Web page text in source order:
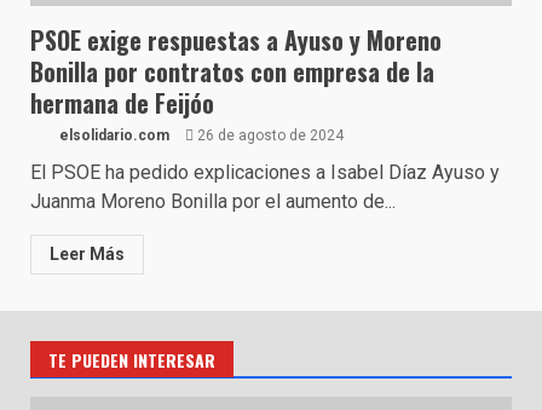
PSOE exige respuestas a Ayuso y Moreno
Bonilla por contratos con empresa de la
hermana de Feijóo
elsolidario.com 26 de agosto de 2024
El PSOE ha pedido explicaciones a Isabel Díaz Ayuso y
Juanma Moreno Bonilla por el aumento de...
Leer Más
TE PUEDEN INTERESAR